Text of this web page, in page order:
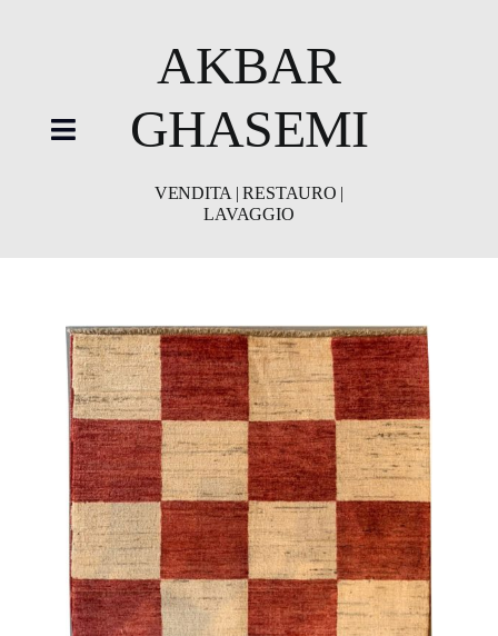
Toggle
Navigation
Restauro
Lavaggio
Video
social
contatti
AKBAR
GHASEMI
VENDITA | RESTAURO |
LAVAGGIO